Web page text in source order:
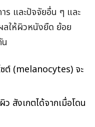
ร และปัจจัยอื่น ๆ และ
ลให้ผิวหนังยืด ย้อย
ซต์ (melanocytes) จะ
สังเกตได้จากเมื่อโดน